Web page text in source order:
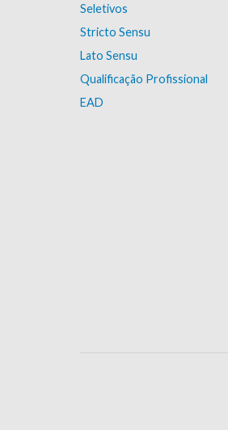
Seletivos
Stricto Sensu
Lato Sensu
Qualificação Profissional
EAD